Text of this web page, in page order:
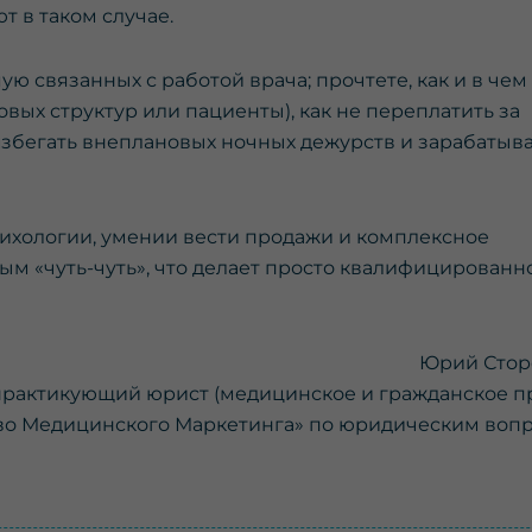
в таком случае.
связанных с работой врача; прочтете, как и в чем
структур или пациенты), как не переплатить за
внеплановых ночных дежурств и
умении вести продажи и комплексное
чуть», что делает просто
Юрий
юрист (медицинское и гражданское
Медицинского Маркетинга» по юридическим